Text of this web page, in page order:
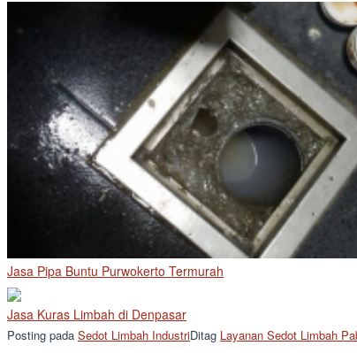
Jasa Pipa Buntu Purwokerto Termurah
Jasa Kuras Limbah di Denpasar
Posting pada Sedot Limbah IndustriDitag Layanan Sedot Limbah